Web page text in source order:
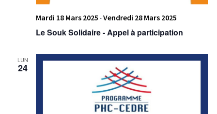
Mardi 18 Mars 2025 -Vendredi 28 Mars 2025
Le Souk Solidaire - Appel à participation
LUN
24